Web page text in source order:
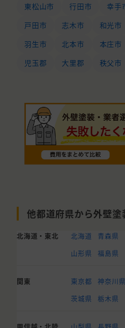
東松山市
行田市 幸手
戸田市
志木市 和光市
羽生市
北本市 本庄市
児玉郡
大里郡 秩父市
他都道府県から外壁塗
北海道・東北 北海道 青森県
山形県
福島県
関東 東京都 神奈川県
茨城県
栃木県